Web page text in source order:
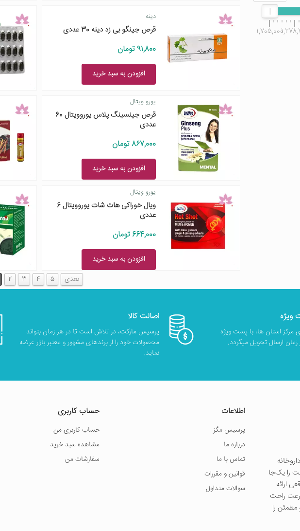
1,705,000
دینه
قرص جینگو بی زد دینه 30 عددی
91,800 تومان
افزودن به سبد خرید
یورو ویتال
قرص جینسینگ پلاس یوروویتال 60
عددی
867,000 تومان
افزودن به سبد خرید
یورو ویتال
ویال خوراکی هات شات یوروویتال 6
عددی
664,000 تومان
افزودن به سبد خرید
2 3 4 5 بعدی
ویژه
استان ها، با پست ویژه
اصالت کالا
پرسیس مارکت، در تلاش است تا در هر زمان بتواند
محصولات خود را از برندهای مشهور و معتبر بازار عرضه
نماید.
را یک‌جا
ارائه
راحت
مطمئن را
اطلاعات
پرسیس مگز
درباره ما
تماس با ما
قوانین و مقررات
سوالات متداول
حساب کاربری
حساب کاربری من
مشاهده سبد خرید
سفارشات من